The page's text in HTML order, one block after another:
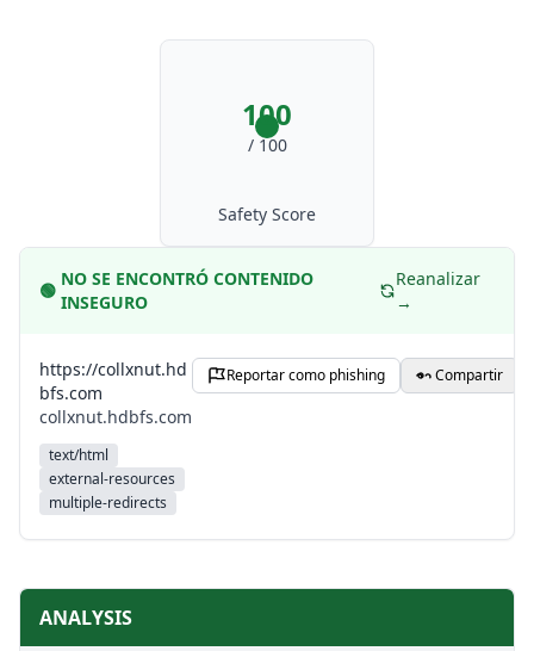
100
/ 100
Safety Score
🟢
NO SE ENCONTRÓ CONTENIDO
INSEGURO
Reanalizar
→
https://collxnut.hd
bfs.com
collxnut.hdbfs.com
text/html
external-resources
multiple-redirects
Reportar como phishing Compartir
ANALYSIS